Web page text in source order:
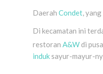
Daerah Condet,
Di kecamatan ini
restoran A&W di
induk sayur-mayur-